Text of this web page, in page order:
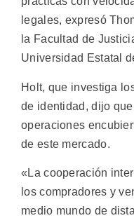
legales, expresó
la Facultad de
Universidad Estatal
Holt, que investiga
de identidad, dijo
operaciones
de este mercado.
«La cooperación
los compradores y
medio mundo de